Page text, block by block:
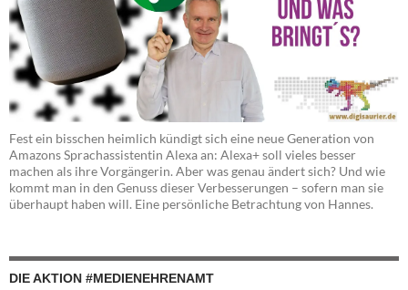
Fest ein bisschen heimlich kündigt sich eine neue Generation von
Amazons Sprachassistentin Alexa an: Alexa+ soll vieles besser
machen als ihre Vorgängerin. Aber was genau ändert sich? Und wie
kommt man in den Genuss dieser Verbesserungen – sofern man sie
überhaupt haben will. Eine persönliche Betrachtung von Hannes.
DIE AKTION #MEDIENEHRENAMT